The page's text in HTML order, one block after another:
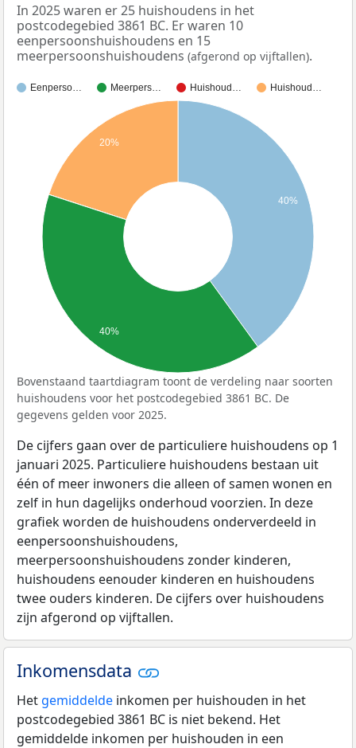
In 2025 waren er 25 huishoudens in het
postcodegebied 3861 BC. Er waren 10
eenpersoonshuishoudens en 15
meerpersoonshuishoudens (afgerond op vijftallen).
Eenperso… Meerpers… Huishoud… Huishoud…
40%
20%
40%
Bovenstaand taartdiagram toont de verdeling naar soorten
huishoudens voor het postcodegebied 3861 BC. De
gegevens gelden voor 2025.
De cijfers gaan over de particuliere huishoudens op 1
januari 2025. Particuliere huishoudens bestaan uit
één of meer inwoners die alleen of samen wonen en
zelf in hun dagelijks onderhoud voorzien. In deze
grafiek worden de huishoudens onderverdeeld in
eenpersoonshuishoudens,
meerpersoonshuishoudens zonder kinderen,
huishoudens eenouder kinderen en huishoudens
twee ouders kinderen. De cijfers over huishoudens
zijn afgerond op vijftallen.
Inkomensdata
Het gemiddelde inkomen per huishouden in het
postcodegebied 3861 BC is niet bekend. Het
gemiddelde inkomen per huishouden in een